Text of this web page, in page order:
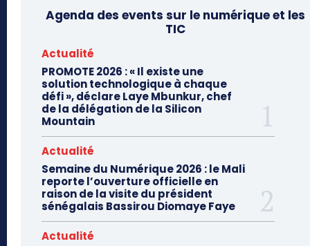
Agenda des events sur le numérique et les
TIC
Actualité
PROMOTE 2026 : « Il existe une
solution technologique à chaque
défi », déclare Laye Mbunkur, chef
de la délégation de la Silicon
Mountain
Actualité
Semaine du Numérique 2026 : le Mali
reporte l’ouverture officielle en
raison de la visite du président
sénégalais Bassirou Diomaye Faye
Actualité